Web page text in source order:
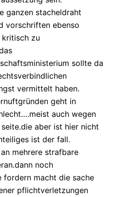
ganzen stacheldraht
vorschriften ebenso
zu
sollte da
vermittelt haben.
geht in
auch wegen
aber ist hier nicht
ist der fall.
mehrere strafbare
noch
fordern macht die sache
pflichtverletzungen